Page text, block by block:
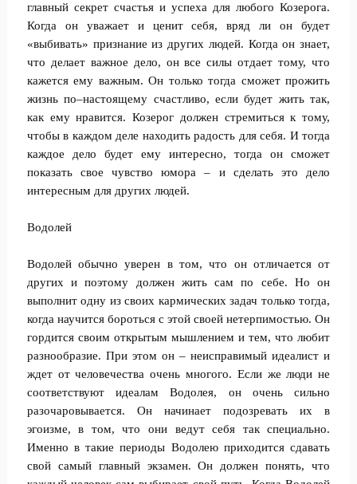
главный секрет счастья и успеха для любого Козерога.
Когда он уважает и ценит себя, вряд ли он будет
«выбивать» признание из других людей. Когда он знает,
что делает важное дело, он все силы отдает тому, что
кажется ему важным. Он только тогда сможет прожить
жизнь по–настоящему счастливо, если будет жить так,
как ему нравится. Козерог должен стремиться к тому,
чтобы в каждом деле находить радость для себя. И тогда
каждое дело будет ему интересно, тогда он сможет
показать свое чувство юмора – и сделать это дело
интересным для других людей.
Водолей
Водолей обычно уверен в том, что он отличается от
других и поэтому должен жить сам по себе. Но он
выполнит одну из своих кармических задач только тогда,
когда научится бороться с этой своей нетерпимостью. Он
гордится своим открытым мышлением и тем, что любит
разнообразие. При этом он – неисправимый идеалист и
ждет от человечества очень многого. Если же люди не
соответствуют идеалам Водолея, он очень сильно
разочаровывается. Он начинает подозревать их в
эгоизме, в том, что они ведут себя так специально.
Именно в такие периоды Водолею приходится сдавать
свой самый главный экзамен. Он должен понять, что